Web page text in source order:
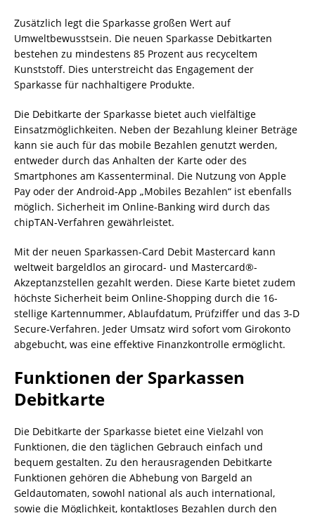
Zusätzlich legt die Sparkasse großen Wert auf
Umweltbewusstsein. Die neuen Sparkasse Debitkarten
bestehen zu mindestens 85 Prozent aus recyceltem
Kunststoff. Dies unterstreicht das Engagement der
Sparkasse für nachhaltigere Produkte.
Die Debitkarte der Sparkasse bietet auch vielfältige
Einsatzmöglichkeiten. Neben der Bezahlung kleiner Beträge
kann sie auch für das mobile Bezahlen genutzt werden,
entweder durch das Anhalten der Karte oder des
Smartphones am Kassenterminal. Die Nutzung von Apple
Pay oder der Android-App „Mobiles Bezahlen“ ist ebenfalls
möglich. Sicherheit im Online-Banking wird durch das
chipTAN-Verfahren gewährleistet.
Mit der neuen Sparkassen-Card Debit Mastercard kann
weltweit bargeldlos an girocard- und Mastercard®-
Akzeptanzstellen gezahlt werden. Diese Karte bietet zudem
höchste Sicherheit beim Online-Shopping durch die 16-
stellige Kartennummer, Ablaufdatum, Prüfziffer und das 3-D
Secure-Verfahren. Jeder Umsatz wird sofort vom Girokonto
abgebucht, was eine effektive Finanzkontrolle ermöglicht.
Funktionen der Sparkassen
Debitkarte
Die Debitkarte der Sparkasse bietet eine Vielzahl von
Funktionen, die den täglichen Gebrauch einfach und
bequem gestalten. Zu den herausragenden Debitkarte
Funktionen gehören die Abhebung von Bargeld an
Geldautomaten, sowohl national als auch international,
sowie die Möglichkeit, kontaktloses Bezahlen durch den